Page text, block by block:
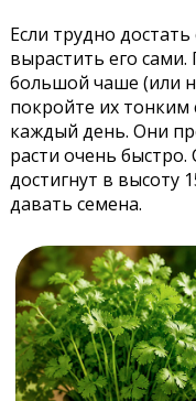
Если трудно
вырастить его
большой чаше (или
покройте их
каждый день. Они
расти очень
достигнут в высоту
давать семена.